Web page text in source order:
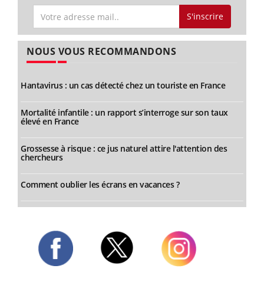
S'inscrire
NOUS VOUS RECOMMANDONS
Hantavirus : un cas détecté chez un touriste en France
Mortalité infantile : un rapport s’interroge sur son taux
élevé en France
Grossesse à risque : ce jus naturel attire l'attention des
chercheurs
Comment oublier les écrans en vacances ?